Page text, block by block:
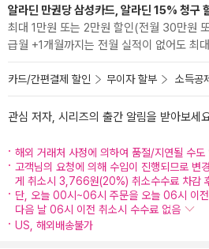
알라딘 만권당 삼성카드, 알라딘 15% 청구
최대 1만원 또는 2만원 할인(전월 30만원
급월 +1개월까지는 전월 실적이 없어도 최
카드/간편결제 할인 무이자 할부 소득공
관심 저자, 시리즈의 출간 알림을 받아보세
해외 거래처 사정에 의하여 품절/지연될 수도
고객님의 요청에 의해 수입이 진행되므로 변
게 취소시 3,766원(20%) 취소수수료 차감
단, 오늘 00시~06시 주문을 오늘 06시 이
다음 날 06시 이전 취소시 수수료 없음
US, 해외배송불가